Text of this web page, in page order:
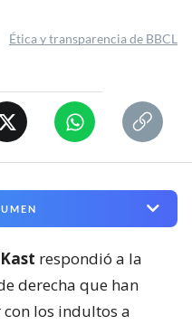
Ética y transparencia de BBCL
respondió a la
derecha que han
los indultos a